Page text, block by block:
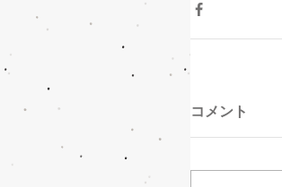
コメント